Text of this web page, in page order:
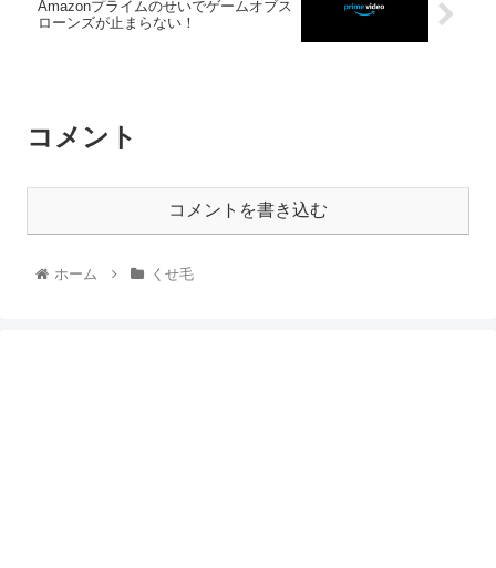
Amazonプライムのせいでゲームオブス
ローンズが止まらない！
コメント
コメントを書き込む
ホーム くせ毛